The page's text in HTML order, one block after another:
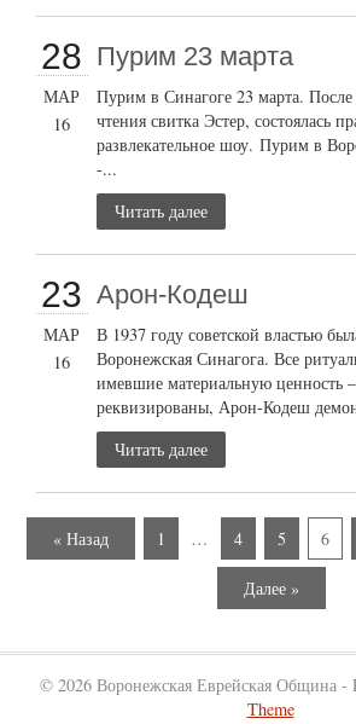
28
МАР
16
Пурим 23 марта
Пурим в Синагоге 23 марта. После
чтения свитка Эстер, состоялась
развлекательное шоу. Пурим в
-...
Читать далее
23
МАР
16
Арон-Кодеш
В 1937 году советской властью
Воронежская Синагога. Все
имевшие материальную ценность
реквизированы, Арон-Кодеш
Читать далее
« Назад 1 … 4 5 6
Далее »
© 2026 Воронежская Еврейская Община -
Theme